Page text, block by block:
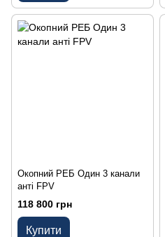
Окопний РЕБ Один 3 канали
анті FPV
118 800 грн
Купити